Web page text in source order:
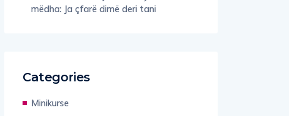
mëdha: Ja çfarë dimë deri tani
Categories
Minikurse